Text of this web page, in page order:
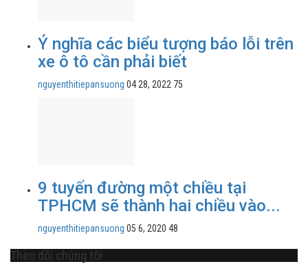
Ý nghĩa các biểu tượng báo lỗi trên
xe ô tô cần phải biết
nguyenthitiepansuong 04 28, 2022 75
9 tuyến đường một chiều tại
TPHCM sẽ thành hai chiều vào...
nguyenthitiepansuong 05 6, 2020 48
Theo dõi chúng tôi